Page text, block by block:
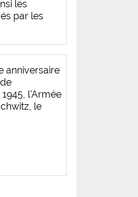
les
par les
anniversaire
l'Armée
le